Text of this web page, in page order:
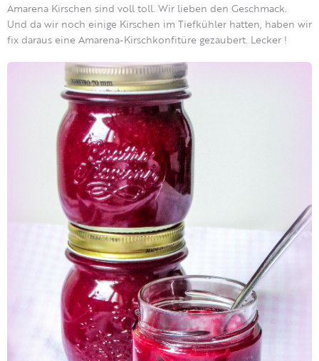
Amarena Kirschen sind voll toll. Wir lieben den Geschmack.
Und da wir noch einige Kirschen im Tiefkühler hatten, haben wir
fix daraus eine Amarena-Kirschkonfitüre gezaubert. Lecker !